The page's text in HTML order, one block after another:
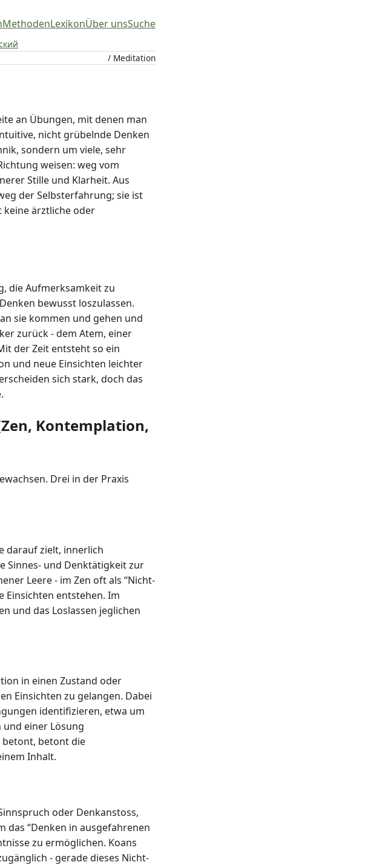
MethodenLexikonÜber unsSuche
/ Meditation
an Übungen, mit denen man
nicht grübelnde Denken
sondern um viele, sehr
weisen: weg vom
Stille und Klarheit. Aus
der Selbsterfahrung; sie ist
keine ärztliche oder
die Aufmerksamkeit zu
bewusst loszulassen.
sie kommen und gehen und
zurück - dem Atem, einer
der Zeit entsteht so ein
und neue Einsichten leichter
sich stark, doch das
Kontemplation,
Drei in der Praxis
darauf zielt, innerlich
Sinnes- und Denktätigkeit zur
Leere - im Zen oft als “Nicht-
Einsichten entstehen. Im
und das Loslassen jeglichen
in einen Zustand oder
Einsichten zu gelangen. Dabei
identifizieren, etwa um
einer Lösung
betont, betont die
Inhalt.
oder Denkanstoss,
das “Denken in ausgefahrenen
zu ermöglichen. Koans
- gerade dieses Nicht-